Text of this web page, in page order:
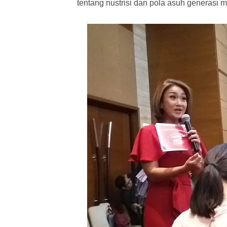
tentang nustrisi dan pola asuh generasi